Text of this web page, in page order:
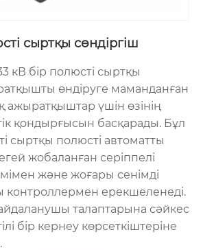
SF6
Резервуар түрі SF6
автоматты
ажыратқыш
сыртқы сөндіргіш
кВ бір полюсті сыртқы
өндіруге маманданған
ажыратқыштар үшін өзінің
қондырғысын басқарады. Бұл
сыртқы полюсті автоматты
жобаланған серіппелі
және жоғары сенімді
контроллермен ерекшеленеді.
талаптарына сәйкес
бір кернеу көрсеткіштеріне